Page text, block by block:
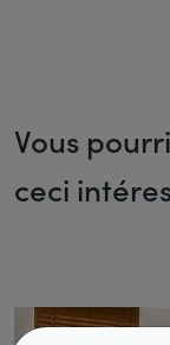
Vous
ceci